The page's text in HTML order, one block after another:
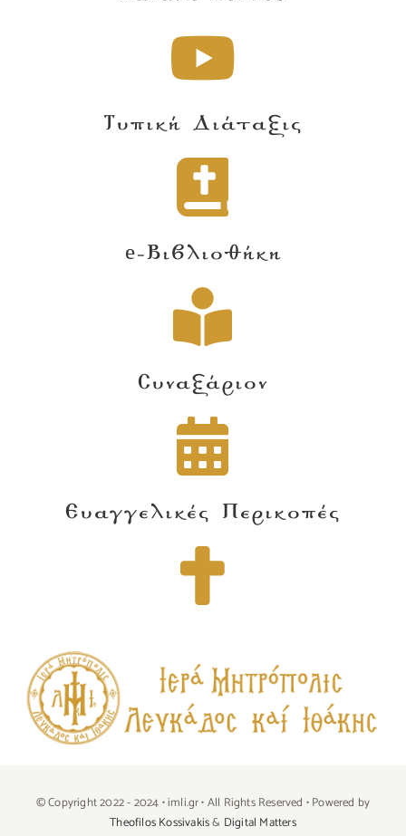
Τυπική Διάταξις
e-Βιβλιοθήκη
Συναξάριον
Ευαγγελικές Περικοπές
© Copyright 2022 - 2024 • imli.gr • All Rights Reserved • Powered by
Theofilos Kossivakis& Digital Matters